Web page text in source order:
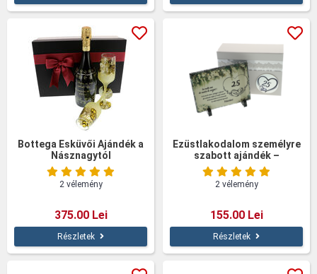
Bottega Esküvői Ajándék a
Násznagytól
2 vélemény
375.00 Lei
Részletek
Ezüstlakodalom személyre
szabott ajándék –
Természetes kövön
2 vélemény
155.00 Lei
Részletek